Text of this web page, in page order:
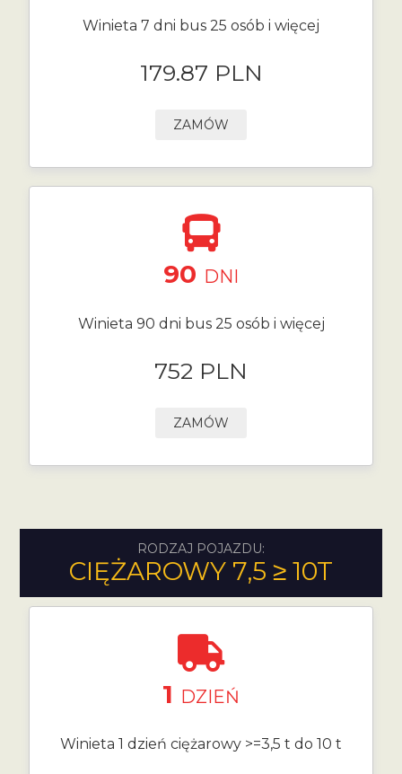
Winieta 7 dni bus 25 osób i więcej
179.87 PLN
ZAMÓW
90 DNI
Winieta 90 dni bus 25 osób i więcej
752 PLN
ZAMÓW
RODZAJ POJAZDU:
CIĘŻAROWY 7,5 ≥ 10T
1 DZIEŃ
Winieta 1 dzień ciężarowy >=3,5 t do 10 t